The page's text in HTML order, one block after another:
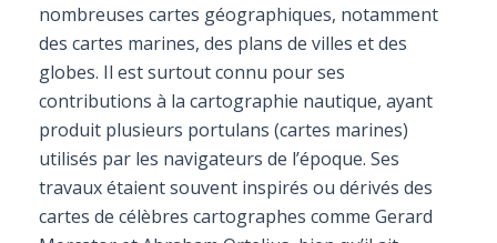
nombreuses cartes géographiques, notamment
des cartes marines, des plans de villes et des
globes. Il est surtout connu pour ses
contributions à la cartographie nautique, ayant
produit plusieurs portulans (cartes marines)
utilisés par les navigateurs de l’époque. Ses
travaux étaient souvent inspirés ou dérivés des
cartes de célèbres cartographes comme Gerard